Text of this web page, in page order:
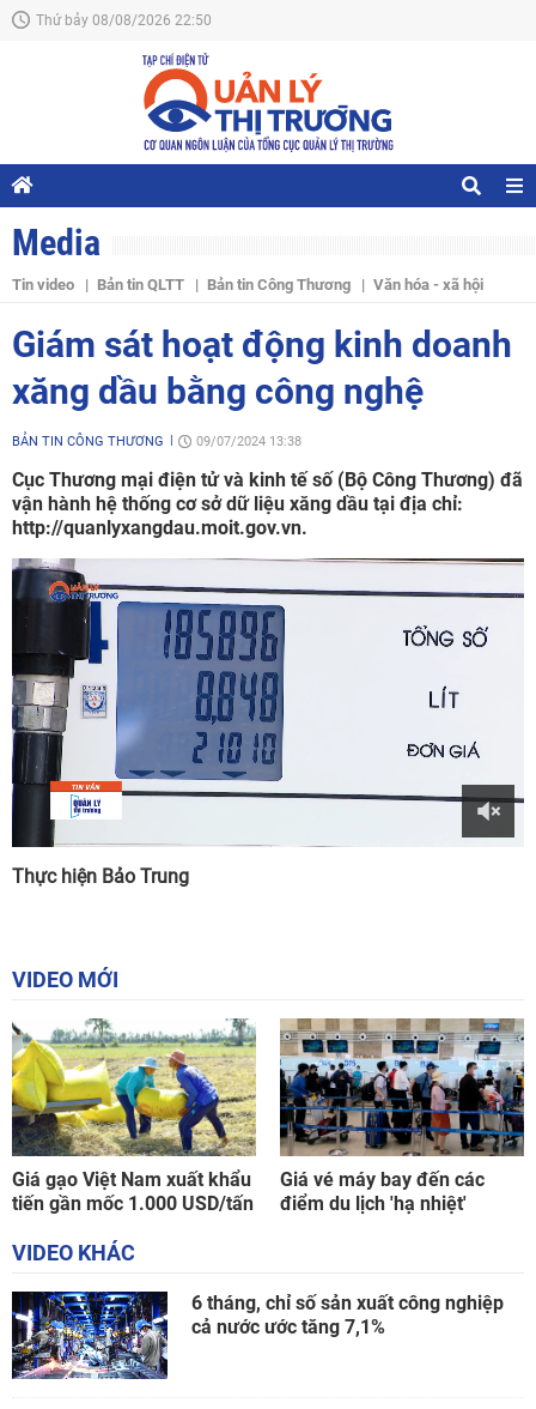
Thứ bảy 08/08/2026 22:50
Media
Tin video Bản tin QLTT Bản tin Công Thương Văn hóa - xã hội
Giám sát hoạt động kinh doanh
xăng dầu bằng công nghệ
BẢN TIN CÔNG THƯƠNG 09/07/2024 13:38
Cục Thương mại điện tử và kinh tế số (Bộ Công Thương) đã
vận hành hệ thống cơ sở dữ liệu xăng dầu tại địa chỉ:
http://quanlyxangdau.moit.gov.vn.
Thực hiện Bảo Trung
VIDEO MỚI
Giá gạo Việt Nam xuất khẩu
tiến gần mốc 1.000 USD/tấn
Giá vé máy bay đến các
điểm du lịch 'hạ nhiệt'
VIDEO KHÁC
6 tháng, chỉ số sản xuất công nghiệp
cả nước ước tăng 7,1%